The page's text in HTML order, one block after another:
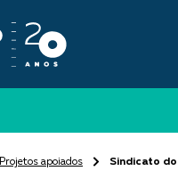
Projetos apoiados Sindicato